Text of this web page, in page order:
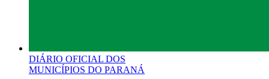
DIÁRIO OFICIAL DOS
MUNICÍPIOS DO PARANÁ